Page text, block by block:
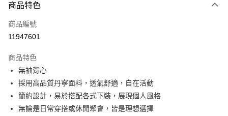
１．於結帳方式選擇「AFTEE先享後付」後，將跳轉至「AFTEE先享後付」
２．訂單成立數日內，您將收到繳費通知簡訊。
３．收到繳費通知簡訊後14天內，點擊此簡訊中的連結，可透過四大超商／
購買商品的店家。未經商家同意取消之訂單仍視為有效，需透過AFTEE先享
後付繳納相關費用。
※ 交易是否成功請以「AFTEE先享後付 」之結帳頁面顯示為準，若有關於
是否繳費成功／繳費後需取消欲退款等相關疑問，請聯繫「AFTEE先享後付
客戶支援中心」https://netprotections.freshdesk.com/support/home
免運費
免運費
付款後萊爾富取貨
免運費
7-11取貨付款
商品特色
商品編號
11947601
商品特色
無袖背心
採用高品質丹寧面料，透氣舒適，自在活動
簡約設計，易於搭配各式下裝，展現個人風格
無論是日常穿搭或休閒聚會，皆是理想選擇